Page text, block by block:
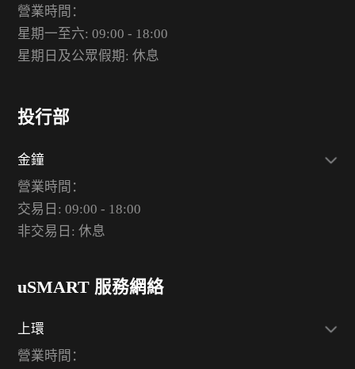
營業時間：
星期一至六: 09:00 - 18:00
星期日及公眾假期: 休息
投行部
金鐘
營業時間：
交易日: 09:00 - 18:00
非交易日: 休息
uSMART 服務網絡
上環
營業時間：